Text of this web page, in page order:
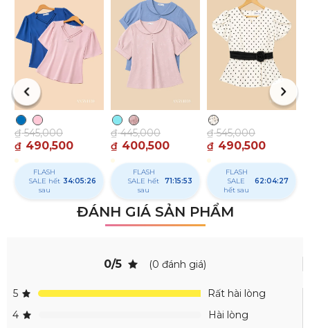
₫ 490,500
₫545,000
FLASH
SALE hết
sau
34:05:25
₫ 400,500
₫445,000
FLASH
SALE hết
sau
71:15:52
₫ 490,500
₫545,000
FLASH
SALE
hết sau
62:04:26
ĐÁNH GIÁ SẢN PHẨM
(0 đánh giá)
0/5
5
Rất hài lòng
4
Hài lòng